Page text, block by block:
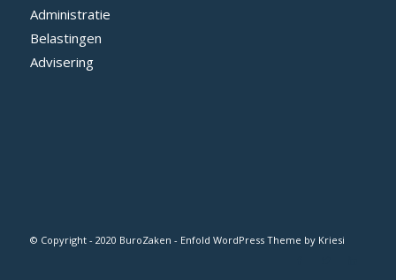
Administratie
Belastingen
Advisering
© Copyright - 2020 BuroZaken - Enfold WordPress Theme by Kriesi